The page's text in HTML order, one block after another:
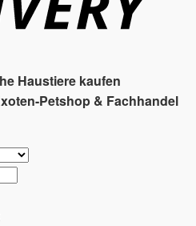
Haustiere kaufen
Petshop & Fachhandel